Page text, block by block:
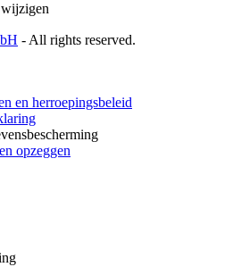
- All rights reserved.
en herroepingsbeleid
opzeggen